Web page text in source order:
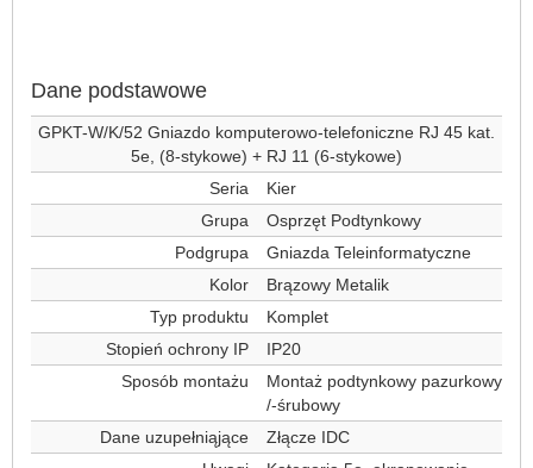
Dane podstawowe
GPKT-W/K/52 Gniazdo komputerowo-telefoniczne RJ 45 kat.
5e, (8-stykowe) + RJ 11 (6-stykowe)
Seria
Kier
Grupa
Osprzęt Podtynkowy
Podgrupa
Gniazda Teleinformatyczne
Kolor
Brązowy Metalik
Typ produktu
Komplet
Stopień ochrony IP
IP20
Sposób montażu
Montaż podtynkowy pazurkowy
/-śrubowy
Dane uzupełniąjące
Złącze IDC